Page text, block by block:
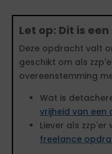
Let op: Dit is
Deze opdracht valt
geschikt om als
overeenstemming
Wat is
vrijheid van een
Liever als zzp'er
freelance